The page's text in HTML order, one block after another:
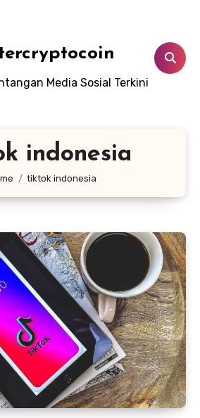
Media Sosial Terkini
indonesia
tiktok indonesia